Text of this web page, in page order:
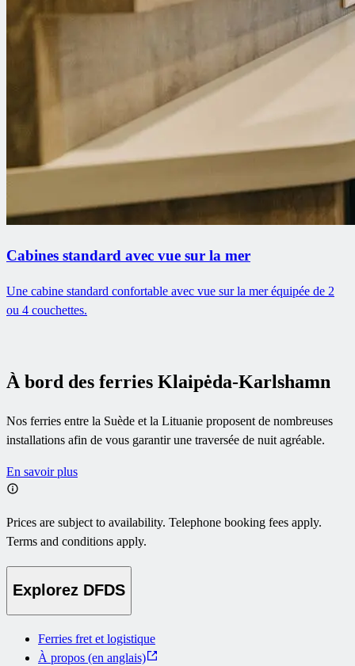
Cabines standard avec vue sur la mer
Une cabine standard confortable avec vue sur la mer équipée de 2
ou 4 couchettes.
À bord des ferries Klaipėda-Karlshamn
Nos ferries entre la Suède et la Lituanie proposent de nombreuses
installations afin de vous garantir une traversée de nuit agréable.
En savoir plus
Prices are subject to availability. Telephone booking fees apply.
Terms and conditions apply.
Explorez DFDS
Ferries fret et logistique
À propos (en anglais)